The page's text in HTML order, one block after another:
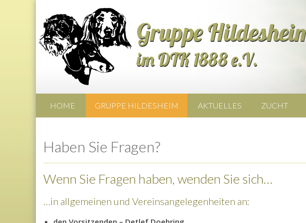
HOME GRUPPE HILDESHEIM AKTUELLES ZUCHT
Haben Sie Fragen?
Wenn Sie Fragen haben, wenden Sie sich…
…in allgemeinen und Vereinsangelegenheiten an: